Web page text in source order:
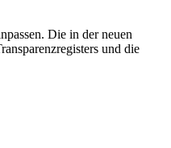
Die in der neuen
und die